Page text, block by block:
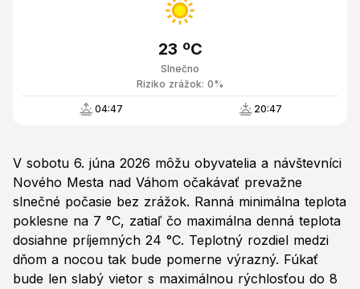
Slnečno
23 ºC
Riziko zrážok: 0%
04:47 20:47
V sobotu 6. júna 2026 môžu obyvatelia a návštevníci
Nového Mesta nad Váhom očakávať prevažne
slnečné počasie bez zrážok. Ranná minimálna teplota
poklesne na 7 °C, zatiaľ čo maximálna denná teplota
dosiahne príjemných 24 °C. Teplotný rozdiel medzi
dňom a nocou tak bude pomerne výrazný. Fúkať
bude len slabý vietor s maximálnou rýchlosťou do 8